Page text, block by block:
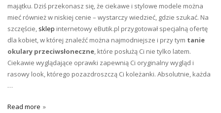
majątku. Dziś przekonasz się, że ciekawe i stylowe modele można
mieć również w niskiej cenie – wystarczy wiedzieć, gdzie szukać. Na
szczęście, sklep internetowy eButik.pl przygotował specjalną ofertę
dla kobiet, w której znaleźć można najmodniejsze i przy tym tanie
okulary przeciwsłoneczne, które posłużą Ci nie tylko latem.
Ciekawie wyglądające oprawki zapewnią Ci oryginalny wygląd i
rasowy look, którego pozazdroszczą Ci koleżanki. Absolutnie, każda
…
Read more